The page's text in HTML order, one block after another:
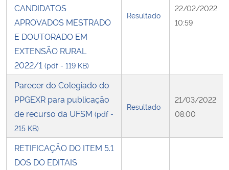
CANDIDATOS
APROVADOS MESTRADO
E DOUTORADO EM
EXTENSÃO RURAL
2022/1 (pdf - 119 KB)
Resultado
22/02/2022
10:59
Parecer do Colegiado do
PPGEXR para publicação
de recurso da UFSM (pdf -
215 KB)
Resultado
21/03/2022
08:00
RETIFICAÇÃO DO ITEM 5.1
DOS DO EDITAIS